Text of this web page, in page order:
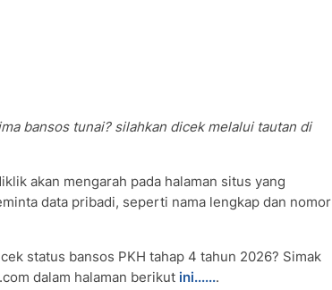
bansos tunai? silahkan dicek melalui tautan di
akan mengarah pada halaman situs yang
data pribadi, seperti nama lengkap dan nomor
status bansos PKH tahap 4 tahun 2026? Simak
dalam halaman berikut ini.......